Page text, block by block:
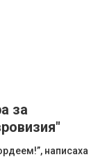
за
написаха